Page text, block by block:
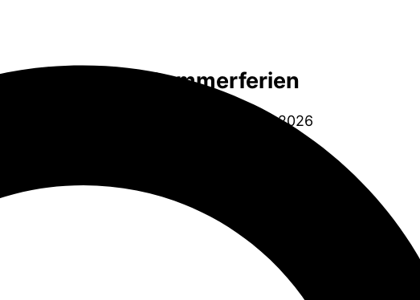
Sommerferien
06.07.2026 bis 14.08.2026